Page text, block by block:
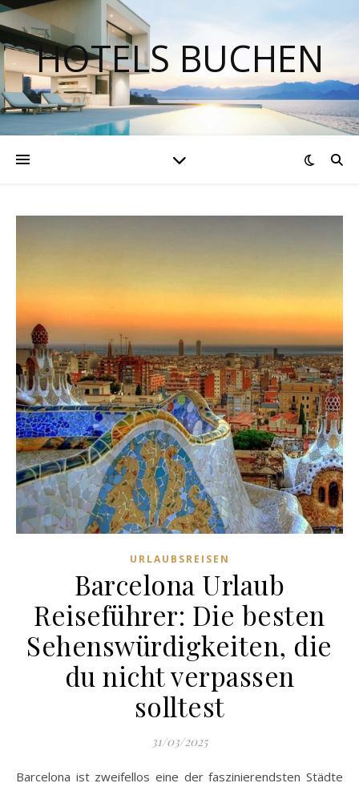
HOTELS BUCHEN
URLAUBSREISEN
Barcelona Urlaub
Reiseführer: Die besten
Sehenswürdigkeiten, die
du nicht verpassen
solltest
31/03/2025
Barcelona ist zweifellos eine der faszinierendsten Städte